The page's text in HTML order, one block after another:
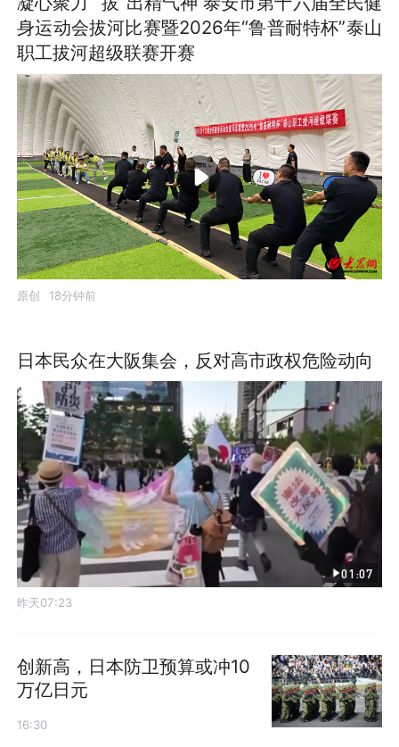
身运动会拔河比赛暨2026年“鲁普耐特杯”泰山
职工拔河超级联赛开赛
原创 18分钟前
日本民众在大阪集会，反对高市政权危险动向
01:07
昨天07:23
创新高，日本防卫预算或冲10
万亿日元
16:30